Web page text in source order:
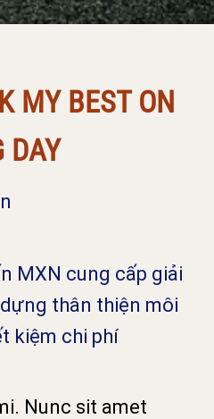
MY BEST ON
DAY
Nunc sit amet